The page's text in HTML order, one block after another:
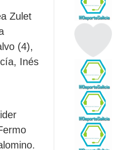
Zulet
(4),
Inés